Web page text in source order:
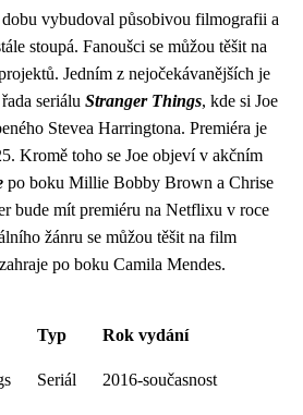
vybudoval působivou filmografii a
stoupá. Fanoušci se můžou těšit na
Jedním z nejočekávanějších je
seriálu Stranger Things, kde si Joe
Stevea Harringtona. Premiéra je
Kromě toho se Joe objeví v akčním
po boku Millie Bobby Brown a Chrise
bude mít premiéru na Netflixu v roce
žánru se můžou těšit na film
po boku Camila Mendes.
Typ Rok vydání
Seriál 2016-současnost